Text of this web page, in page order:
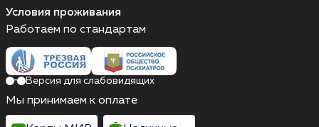
Условия проживания
Работаем по стандартам
Версия для слабовидящих
Мы принимаем к оплате